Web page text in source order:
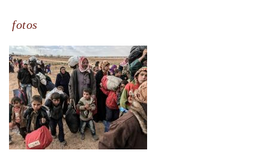
fotos